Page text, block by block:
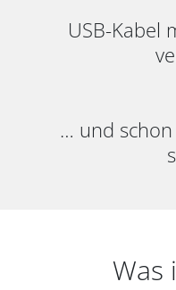
USB-Kabel
… und
Was